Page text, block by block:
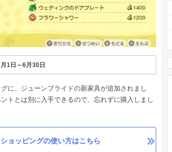
1日～6月30日
に、ジューンブライドの新家具が追加されまし
トとは別に入手できるので、忘れずに購入しまし
ョッピングの使い方はこちら